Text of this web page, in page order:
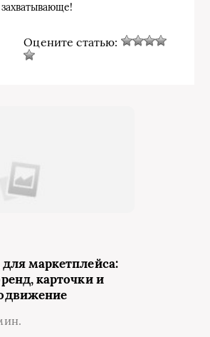
Оцените статью:
маркетплейса:
карточки и